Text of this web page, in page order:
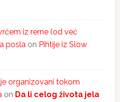
iz rerne (od već
poslaon Pihtije iz Slow
organizovani tokom
on Da li celog života jela